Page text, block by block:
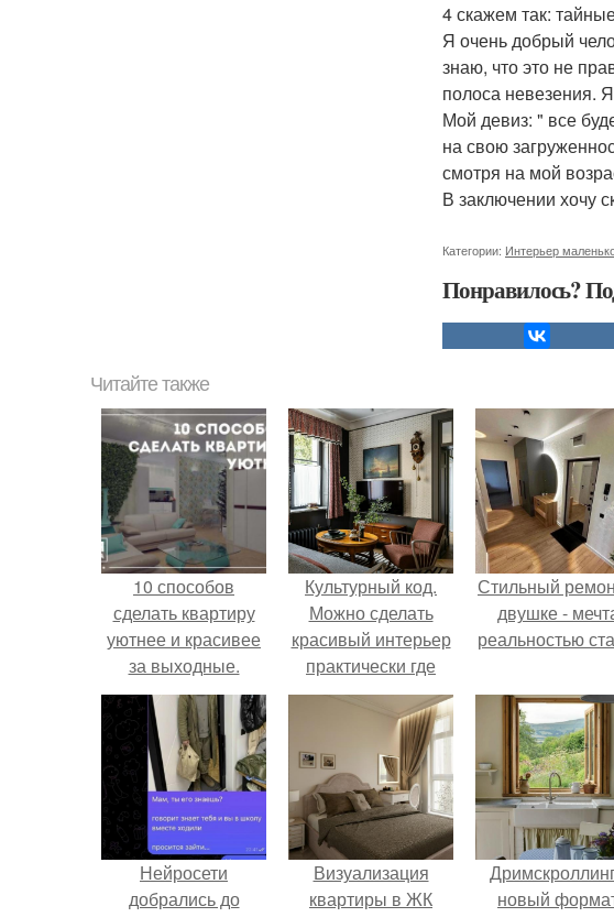
4 скажем так:
Я очень добрый
знаю, что это не
полоса невезения.
Мой девиз: " все
на свою
смотря на мой
В заключении хочу
Категории: Интерьер
Понравилось?
Читайте также
10 способов
сделать квартиру
уютнее и красивее
за выходные.
Культурный код.
Можно сделать
красивый интерьер
практически где
угодно.
Стильный
двушке -
реальностью
Нейросети
добрались до
Визуализация
квартиры в ЖК
новый